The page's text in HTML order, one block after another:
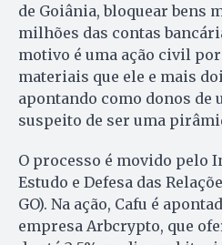
de Goiânia, bloquear bens
milhões das contas
motivo é uma ação civil
materiais que ele e mais
apontando como donos de
suspeito de ser uma
O processo é movido pelo
Estudo e Defesa das
GO). Na ação, Cafu é
empresa Arbcrypto, que